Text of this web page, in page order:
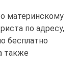
материнскому
по адресу,
бесплатно
также